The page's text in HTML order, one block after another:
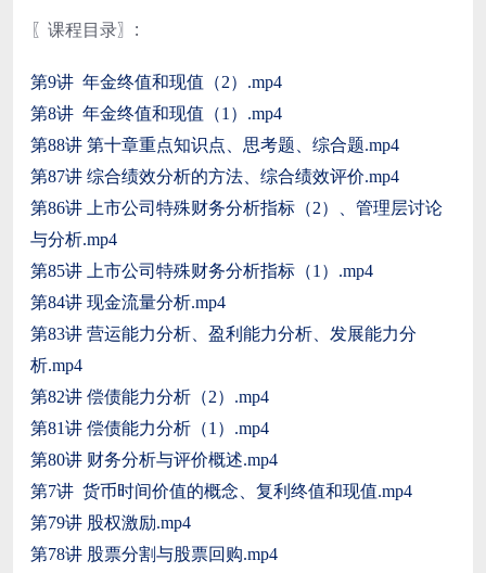
〖课程目录〗 :
第9讲 年金终值和现值（2）.mp4
第8讲 年金终值和现值（1）.mp4
第88讲 第十章重点知识点、思考题、综合题.mp4
第87讲 综合绩效分析的方法、综合绩效评价.mp4
第86讲 上市公司特殊财务分析指标（2）、管理层讨论
与分析.mp4
第85讲 上市公司特殊财务分析指标（1）.mp4
第84讲 现金流量分析.mp4
第83讲 营运能力分析、盈利能力分析、发展能力分
析.mp4
第82讲 偿债能力分析（2）.mp4
第81讲 偿债能力分析（1）.mp4
第80讲 财务分析与评价概述.mp4
第7讲 货币时间价值的概念、复利终值和现值.mp4
第79讲 股权激励.mp4
第78讲 股票分割与股票回购.mp4